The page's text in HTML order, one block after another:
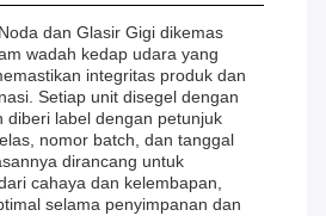
Noda dan Glasir Gigi dikemas
wadah kedap udara yang
integritas produk dan
Setiap unit disegel dengan
diberi label dengan petunjuk
nomor batch, dan tanggal
dirancang untuk
cahaya dan kelembapan,
selama penyimpanan dan